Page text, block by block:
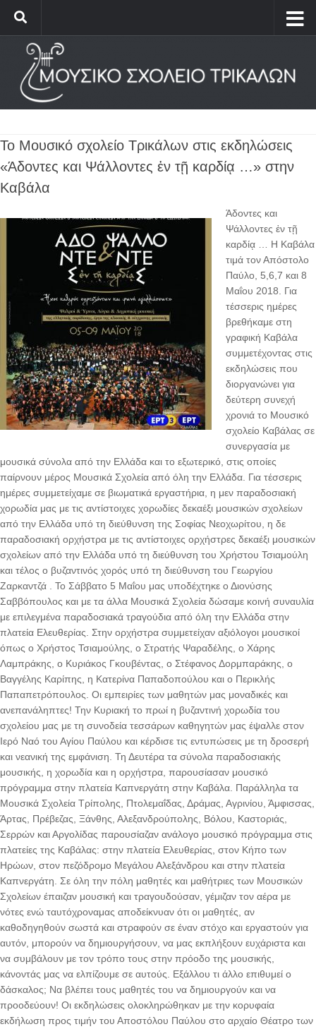
Το Μουσικό σχολείο Τρικάλων στις εκδηλώσεις
«Άδοντες και Ψάλλοντες ἐν τῇ καρδίᾳ …» στην
Καβάλα
Άδοντες και
Ψάλλοντες ἐν τῇ
καρδίᾳ … Η Καβάλα
τιμά τον Απόστολο
Παύλο, 5,6,7 και 8
Μαΐου 2018. Για
τέσσερις ημέρες
βρεθήκαμε στη
γραφική Καβάλα
συμμετέχοντας στις
εκδηλώσεις που
διοργανώνει για
δεύτερη συνεχή
χρονιά το Μουσικό
σχολείο Καβάλας σε
συνεργασία με
μουσικά σύνολα από την Ελλάδα και το εξωτερικό, στις οποίες
παίρνουν μέρος Μουσικά Σχολεία από όλη την Ελλάδα. Για τέσσερις
ημέρες συμμετείχαμε σε βιωματικά εργαστήρια, η μεν παραδοσιακή
χορωδία μας με τις αντίστοιχες χορωδίες δεκαέξι μουσικών σχολείων
από την Ελλάδα υπό τη διεύθυνση της Σοφίας Νεοχωρίτου, η δε
παραδοσιακή ορχήστρα με τις αντίστοιχες ορχήστρες δεκαέξι μουσικών
σχολείων από την Ελλάδα υπό τη διεύθυνση του Χρήστου Τσιαμούλη
και τέλος ο βυζαντινός χορός υπό τη διεύθυνση του Γεωργίου
Ζαρκαντζά . Το Σάββατο 5 Μαΐου μας υποδέχτηκε ο Διονύσης
Σαββόπουλος και με τα άλλα Μουσικά Σχολεία δώσαμε κοινή συναυλία
με επιλεγμένα παραδοσιακά τραγούδια από όλη την Ελλάδα στην
πλατεία Ελευθερίας. Στην ορχήστρα συμμετείχαν αξιόλογοι μουσικοί
όπως ο Χρήστος Τσιαμούλης, ο Στρατής Ψαραδέλης, ο Χάρης
Λαμπράκης, ο Κυριάκος Γκουβέντας, ο Στέφανος Δορμπαράκης, ο
Βαγγέλης Καρίπης, η Κατερίνα Παπαδοπούλου και ο Περικλής
Παπαπετρόπουλος. Οι εμπειρίες των μαθητών μας μοναδικές και
ανεπανάληπτες! Την Κυριακή το πρωί η βυζαντινή χορωδία του
σχολείου μας με τη συνοδεία τεσσάρων καθηγητών μας έψαλλε στον
Ιερό Ναό του Αγίου Παύλου και κέρδισε τις εντυπώσεις με τη δροσερή
και νεανική της εμφάνιση. Τη Δευτέρα τα σύνολα παραδοσιακής
μουσικής, η χορωδία και η ορχήστρα, παρουσίασαν μουσικό
πρόγραμμα στην πλατεία Καπνεργάτη στην Καβάλα. Παράλληλα τα
Μουσικά Σχολεία Τρίπολης, Πτολεμαΐδας, Δράμας, Αγρινίου, Άμφισσας,
Άρτας, Πρέβεζας, Ξάνθης, Αλεξανδρούπολης, Βόλου, Καστοριάς,
Σερρών και Αργολίδας παρουσίαζαν ανάλογο μουσικό πρόγραμμα στις
πλατείες της Καβάλας: στην πλατεία Ελευθερίας, στον Κήπο των
Ηρώων, στον πεζόδρομο Μεγάλου Αλεξάνδρου και στην πλατεία
Καπνεργάτη. Σε όλη την πόλη μαθητές και μαθήτριες των Μουσικών
Σχολείων έπαιζαν μουσική και τραγουδούσαν, γέμιζαν τον αέρα με
νότες ενώ ταυτόχροναμας αποδείκνυαν ότι οι μαθητές, αν
καθοδηγηθούν σωστά και στραφούν σε έναν στόχο και εργαστούν για
αυτόν, μπορούν να δημιουργήσουν, να μας εκπλήξουν ευχάριστα και
να συμβάλουν με τον τρόπο τους στην πρόοδο της μουσικής,
κάνοντάς μας να ελπίζουμε σε αυτούς. Εξάλλου τι άλλο επιθυμεί ο
δάσκαλος; Να βλέπει τους μαθητές του να δημιουργούν και να
προοδεύουν! Οι εκδηλώσεις ολοκληρώθηκαν με την κορυφαία
εκδήλωση προς τιμήν του Αποστόλου Παύλου στο αρχαίο Θέατρο των